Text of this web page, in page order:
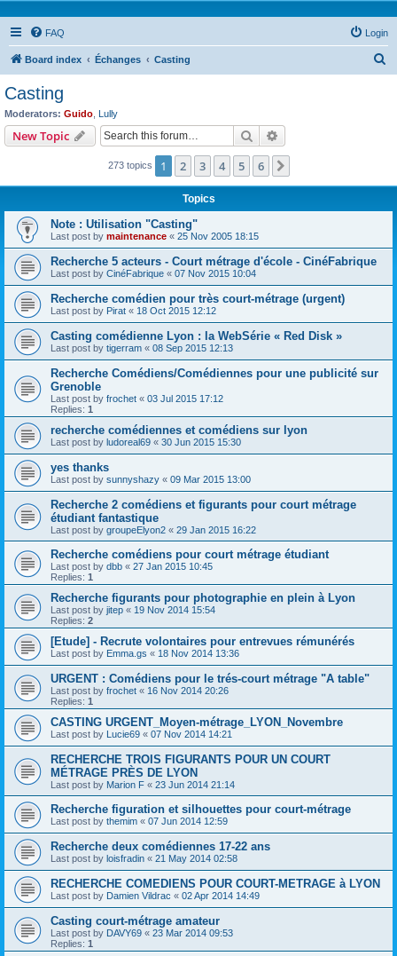
FAQ Login
Board index Échanges Casting
Casting
Moderators: Guido Lully
New Topic Search
273 topics 1 2 3 4 5 6
Topics
Note : Utilisation "Casting"
Last post by maintenance « 25 Nov 2005 18:15
Recherche 5 acteurs - Court métrage d'école - CinéFabrique
Last post by CinéFabrique « 07 Nov 2015 10:04
Recherche comédien pour très court-métrage (urgent)
Last post by Pirat « 18 Oct 2015 12:12
Casting comédienne Lyon : la WebSérie « Red Disk »
Last post by tigerram « 08 Sep 2015 12:13
Recherche Comédiens/Comédiennes pour une publicité sur
Grenoble
Last post by frochet « 03 Jul 2015 17:12
Replies: 1
recherche comédiennes et comédiens sur lyon
Last post by ludoreal69 « 30 Jun 2015 15:30
yes thanks
Last post by sunnyshazy « 09 Mar 2015 13:00
Recherche 2 comédiens et figurants pour court métrage
étudiant fantastique
Last post by groupeElyon2 « 29 Jan 2015 16:22
Recherche comédiens pour court métrage étudiant
Last post by dbb « 27 Jan 2015 10:45
Replies: 1
Recherche figurants pour photographie en plein à Lyon
Last post by jitep « 19 Nov 2014 15:54
Replies: 2
[Etude] - Recrute volontaires pour entrevues rémunérés
Last post by Emma.gs « 18 Nov 2014 13:36
URGENT : Comédiens pour le trés-court métrage "A table"
Last post by frochet « 16 Nov 2014 20:26
Replies: 1
CASTING URGENT_Moyen-métrage_LYON_Novembre
Last post by Lucie69 « 07 Nov 2014 14:21
RECHERCHE TROIS FIGURANTS POUR UN COURT
MÉTRAGE PRÈS DE LYON
Last post by Marion F « 23 Jun 2014 21:14
Recherche figuration et silhouettes pour court-métrage
Last post by themim « 07 Jun 2014 12:59
Recherche deux comédiennes 17-22 ans
Last post by loisfradin « 21 May 2014 02:58
RECHERCHE COMEDIENS POUR COURT-METRAGE à LYON
Last post by Damien Vildrac « 02 Apr 2014 14:49
Casting court-métrage amateur
Last post by DAVY69 « 23 Mar 2014 09:53
Replies: 1